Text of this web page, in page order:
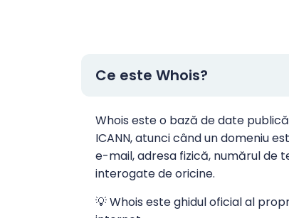
Ce este Whois?
Whois este o bază de date
ICANN, atunci când un domeniu
e-mail, adresa fizică, numărul de
interogate de oricine.
💡 Whois este ghidul oficial al